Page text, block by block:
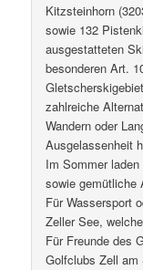
Kitzsteinhorn
sowie 132
ausgestatteten
besonderen Art.
zahlreiche
Wandern oder
Ausgelassenheit
Im Sommer
sowie gemütliche
Für Wassersport
Zeller See,
Für Freunde des
Golfclubs Zell am